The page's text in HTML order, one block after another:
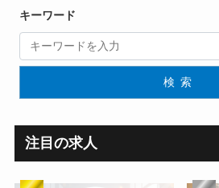
キーワード
検索
注目の求人